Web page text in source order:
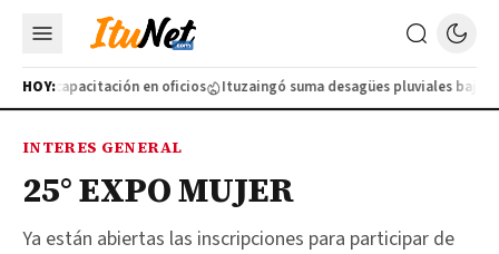
HOY:capacitación en oficios Ituzaingó suma desagües pluviales bajo
INTERES GENERAL
25° EXPO MUJER
Ya están abiertas las inscripciones para participar de